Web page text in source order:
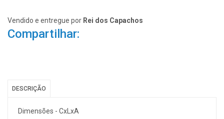
Vendido e entregue por Rei dos Capachos
Compartilhar:
DESCRIÇÃO
Dimensões - CxLxA